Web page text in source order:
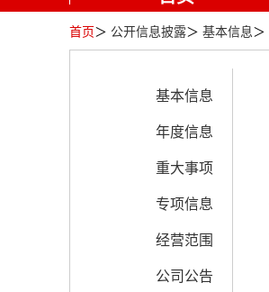
首页＞ 公开信息披露＞ 基本信息＞
基本信息
年度信息
重大事项
专项信息
经营范围
公司公告